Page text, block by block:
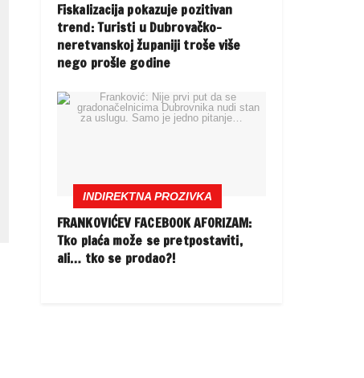
Fiskalizacija pokazuje pozitivan
trend: Turisti u Dubrovačko-
neretvanskoj županiji troše više
nego prošle godine
INDIREKTNA PROZIVKA
FRANKOVIĆEV FACEBOOK AFORIZAM:
Tko plaća može se pretpostaviti,
ali… tko se prodao?!